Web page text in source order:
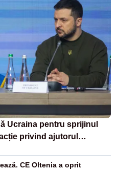
Ucraina pentru sprijinul
privind ajutorul
CE Oltenia a oprit